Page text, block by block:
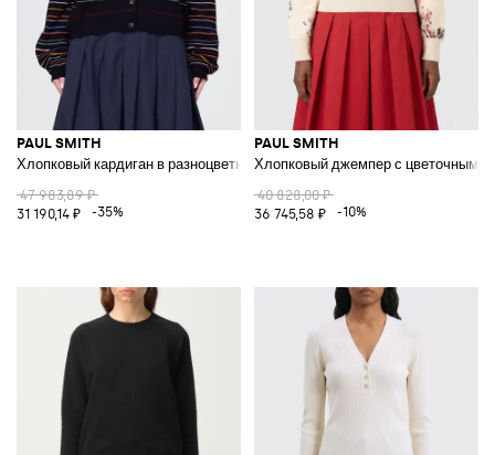
PAUL SMITH
Хлопковый кардиган в разноцветную полоску
47 983,89 ₽
31 190,14 ₽
-35%
PAUL SMITH
Хлопковый джемпер с цветочным
40 828,00 ₽
36 745,58 ₽
-10%